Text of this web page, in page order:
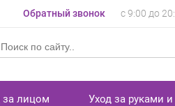
Обратный звонок с 9:00 до
за лицом Уход за руками